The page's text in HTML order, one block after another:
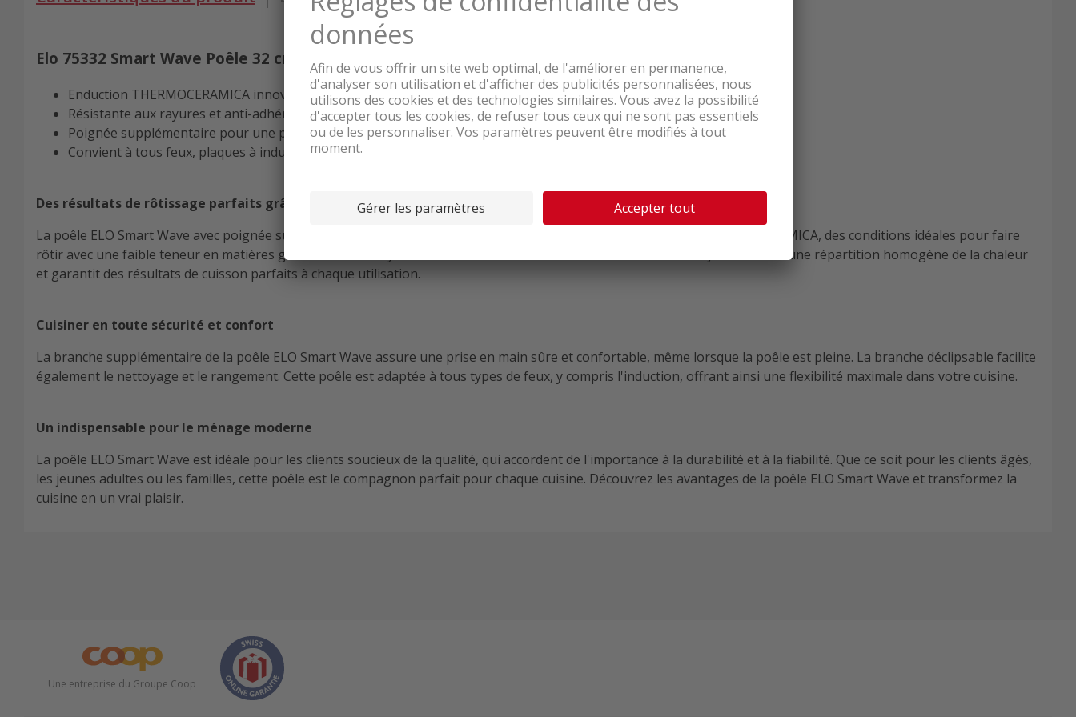
Elo 75332 Smart Wave Poêle 32 cm
Enduction THERMOCERAMICA innovante
Résistante aux rayures et anti-adhérente
Poignée supplémentaire pour une prise en main confortable
Convient à tous feux, plaques à induction comprises
Des résultats de rôtissage parfaits grâce à THERMOCERAMICA
La poêle ELO Smart Wave avec poignée supplémentaire de 32 cm vous offre, grâce à son revêtement innovant THERMOCERAMICA, des conditions idéales pour faire
rôtir avec une faible teneur en matières grasses et sans rayer. Cette enduction antiadhésive et résistante aux rayures assure une répartition homogène de la chaleur
et garantit des résultats de cuisson parfaits à chaque utilisation.
Cuisiner en toute sécurité et confort
La branche supplémentaire de la poêle ELO Smart Wave assure une prise en main sûre et confortable, même lorsque la poêle est pleine. La branche déclipsable facilite
également le nettoyage et le rangement. Cette poêle est adaptée à tous types de feux, y compris l'induction, offrant ainsi une flexibilité maximale dans votre cuisine.
Un indispensable pour le ménage moderne
La poêle ELO Smart Wave est idéale pour les clients soucieux de la qualité, qui accordent de l'importance à la durabilité et à la fiabilité. Que ce soit pour les clients âgés,
les jeunes adultes ou les familles, cette poêle est le compagnon parfait pour chaque cuisine. Découvrez les avantages de la poêle ELO Smart Wave et transformez la
cuisine en un vrai plaisir.
Une entreprise du Groupe Coop